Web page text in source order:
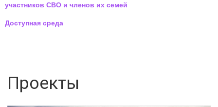
участников СВО и членов их семей
Доступная среда
Проекты